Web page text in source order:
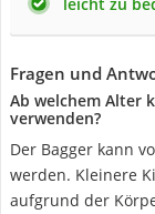
Fragen und
Ab welchem Alter
verwenden?
Der Bagger kann
werden. Kleinere
aufgrund der